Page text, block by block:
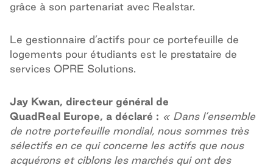
grâce à son partenariat avec Realstar.
Le gestionnaire d’actifs pour ce portefeuille de
logements pour étudiants est le prestataire de
services OPRE Solutions.
Jay Kwan, directeur général de
QuadReal Europe, a déclaré : « Dans l’ensemble
de notre portefeuille mondial, nous sommes très
sélectifs en ce qui concerne les actifs que nous
acquérons et ciblons les marchés qui ont des